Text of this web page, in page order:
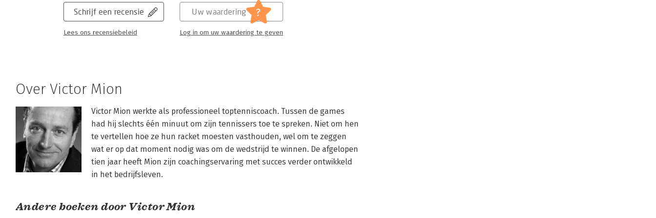
Schrijf een recensie
Lees ons recensiebeleid
Uw waardering ?
Log in om uw waardering te geven
Over Victor Mion
Victor Mion werkte als professioneel toptenniscoach. Tussen de games
had hij slechts één minuut om zijn tennissers toe te spreken. Niet om hen
te vertellen hoe ze hun racket moesten vasthouden, wel om te zeggen
wat er op dat moment nodig was om de wedstrijd te winnen. De afgelopen
tien jaar heeft Mion zijn coachingservaring met succes verder ontwikkeld
in het bedrijfsleven.
Andere boeken door Victor Mion